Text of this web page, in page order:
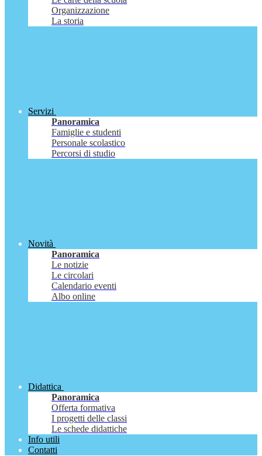
Organizzazione
La storia
Servizi
Panoramica
Famiglie e studenti
Personale scolastico
Percorsi di studio
Novità
Panoramica
Le notizie
Le circolari
Calendario eventi
Albo online
Didattica
Panoramica
Offerta formativa
I progetti delle classi
Le schede didattiche
Info utili
Contatti